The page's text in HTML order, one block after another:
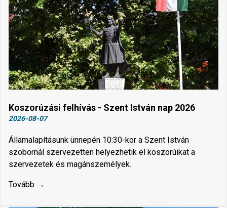
Koszorúzási felhívás - Szent István nap 2026
2026-08-07
Államalapításunk ünnepén 10:30-kor a Szent István
szobornál szervezetten helyezhetik el koszorúikat a
szervezetek és magánszemélyek.
Tovább →